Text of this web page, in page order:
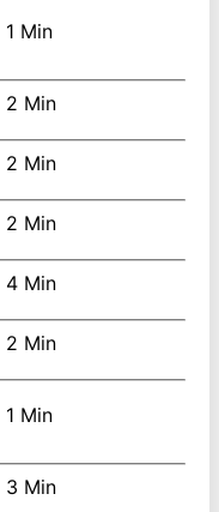
1 Min
2 Min
2 Min
2 Min
4 Min
2 Min
1 Min
3 Min